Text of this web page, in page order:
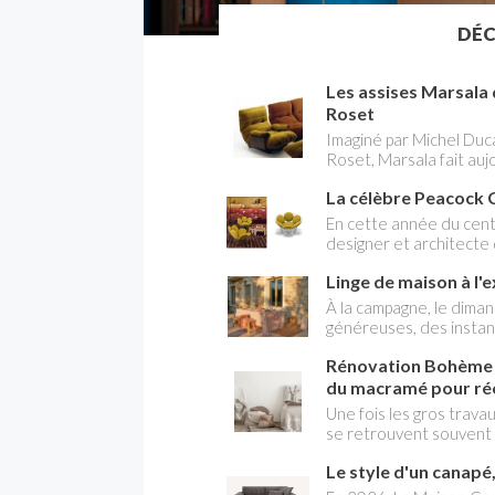
Les assises
Roset
Imaginé par Michel
Roset, Marsala fait
La célèbre Peacock
En cette année du
designer et architecte
la réédition de la
Verner Panton
ravivant l'esprit
d'origine, soulignant
contemporain.
Linge de maison à
À la campagne, le
généreuses, des
recevoir simple et
accords justes entre
palette solaire.
Rénovation
du macramé pour
Une fois les gros
se retrouvent souvent
l'espace peut sembler
Le style d'un